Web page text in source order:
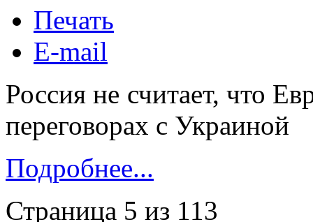
Печать
E-mail
Россия не считает, что
переговорах с Украиной
Подробнее...
Страница 5 из 113